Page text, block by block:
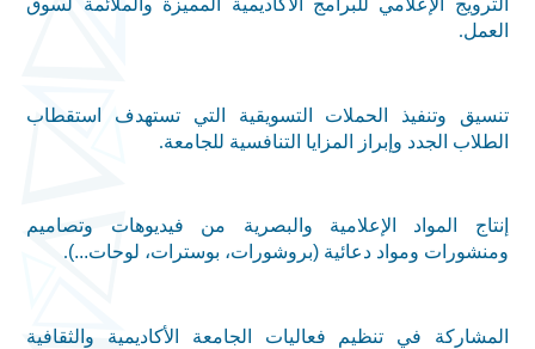
الترويج الإعلامي للبرامج الأكاديمية المميزة والملائمة لسوق
العمل.
تنسيق وتنفيذ الحملات التسويقية التي تستهدف استقطاب
الطلاب الجدد وإبراز المزايا التنافسية للجامعة.
إنتاج المواد الإعلامية والبصرية من فيديوهات وتصاميم
ومنشورات ومواد دعائية (بروشورات، بوسترات، لوحات...).
المشاركة في تنظيم فعاليات الجامعة الأكاديمية والثقافية